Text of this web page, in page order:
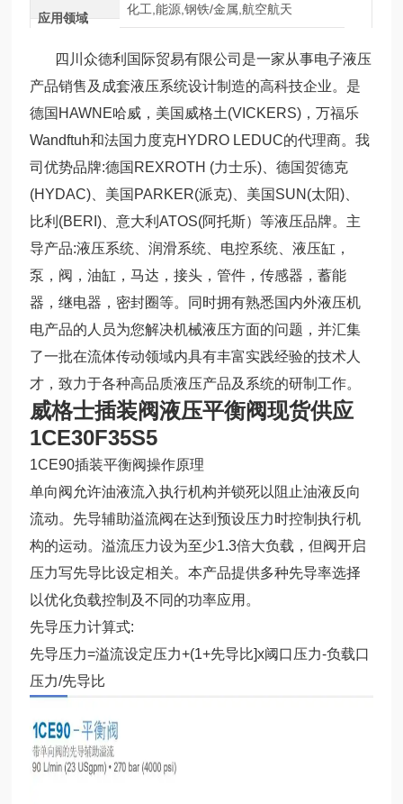
应用领域
化工,能源,钢铁/金属,航空航天
四川众德利国际贸易有限公司是一家从事电子液压
产品销售及成套液压系统设计制造的高科技企业。是
德国HAWNE哈威，美国威格土(VICKERS)，万福乐
Wandftuh和法国力度克HYDRO LEDUC的代理商。我
司优势品牌:德国REXROTH (力士乐)、德国贺德克
(HYDAC)、美国PARKER(派克)、美国SUN(太阳)、
比利(BERI)、意大利ATOS(阿托斯）等液压品牌。主
导产品:液压系统、润滑系统、电控系统、液压缸，
泵，阀，油缸，马达，接头，管件，传感器，蓄能
器，继电器，密封圈等。同时拥有熟悉国内外液压机
电产品的人员为您解决机械液压方面的问题，并汇集
了一批在流体传动领域内具有丰富实践经验的技术人
才，致力于各种高品质液压产品及系统的研制工作。
威格士插装阀液压平衡阀现货供应
1CE30F35S5
1CE90插装平衡阀操作原理
单向阀允许油液流入执行机构并锁死以阻止油液反向
流动。先导辅助溢流阀在达到预设压力时控制执行机
构的运动。溢流压力设为至少1.3倍大负载，但阀开启
压力写先导比设定相关。本产品提供多种先导率选择
以优化负载控制及不同的功率应用。
先导压力计算式:
先导压力=溢流设定压力+(1+先导比]x阈口压力-负载口
压力/先导比